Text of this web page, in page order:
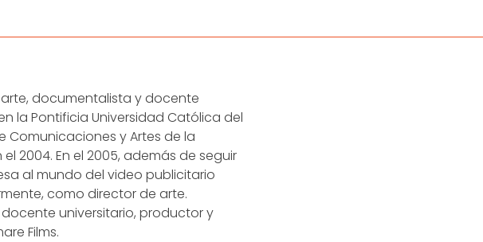
arte, documentalista y docente
la Pontificia Universidad Católica del
Comunicaciones y Artes de la
2004. En el 2005, además de seguir
al mundo del video publicitario
como director de arte.
universitario, productor y
Films.